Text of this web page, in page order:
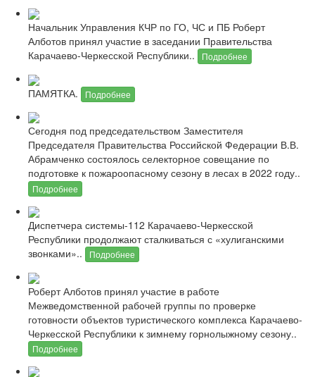
Начальник Управления КЧР по ГО, ЧС и ПБ Роберт
Алботов принял участие в заседании Правительства
Карачаево-Черкесской Республики..
Подробнее
ПАМЯТКА. Подробнее
Сегодня под председательством Заместителя
Председателя Правительства Российской Федерации В.В.
Абрамченко состоялось селекторное совещание по
подготовке к пожароопасному сезону в лесах в 2022 году..
Подробнее
Диспетчера системы-112 Карачаево-Черкесской
Республики продолжают сталкиваться с «хулиганскими
звонками»..
Подробнее
Роберт Алботов принял участие в работе
Межведомственной рабочей группы по проверке
готовности объектов туристического комплекса Карачаево-
Черкесской Республики к зимнему горнолыжному сезону..
Подробнее